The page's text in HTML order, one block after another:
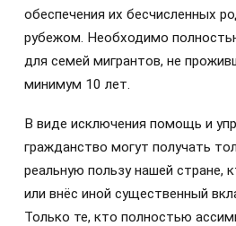
обеспечения их бесчисленных
рубежом. Необходимо
для семей мигрантов, не
минимум 10 лет.
В виде исключения помощь и
гражданство могут получать
реальную пользу нашей стране,
или внёс иной существенный
Только те, кто полностью